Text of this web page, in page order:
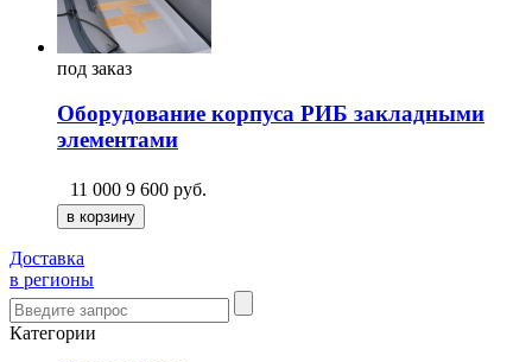
под заказ
Оборудование корпуса РИБ закладными
элементами
11 000 9 600 руб.
Доставка
в регионы
Категории